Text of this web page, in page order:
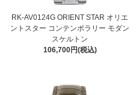
RK-AV0124G ORIENT STAR オリエ
ントスター コンテンポラリー モダン
スケルトン
106,700円(税込)